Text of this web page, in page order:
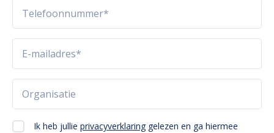
Ik heb jullie privacyverklaring gelezen en ga hiermee